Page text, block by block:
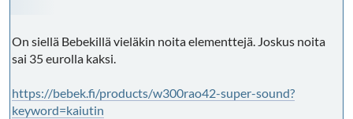
On siellä Bebekillä vieläkin noita elementtejä. Joskus noita
sai 35 eurolla kaksi.
https://bebek.fi/products/w300rao42-super-sound?
keyword=kaiutin